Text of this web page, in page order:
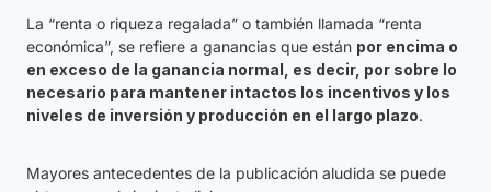
La “renta o riqueza regalada” o también llamada “renta
económica”, se refiere a ganancias que están por encima o
en exceso de la ganancia normal, es decir, por sobre lo
necesario para mantener intactos los incentivos y los
niveles de inversión y producción en el largo plazo.
Mayores antecedentes de la publicación aludida se puede